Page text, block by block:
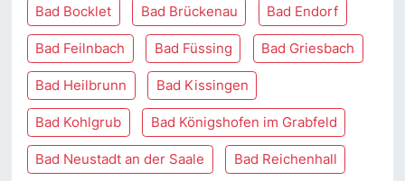
Bad Bocklet Bad Brückenau Bad Endorf
Bad Feilnbach Bad Füssing Bad Griesbach
Bad Heilbrunn Bad Kissingen
Bad Kohlgrub Bad Königshofen im Grabfeld
Bad Neustadt an der Saale Bad Reichenhall